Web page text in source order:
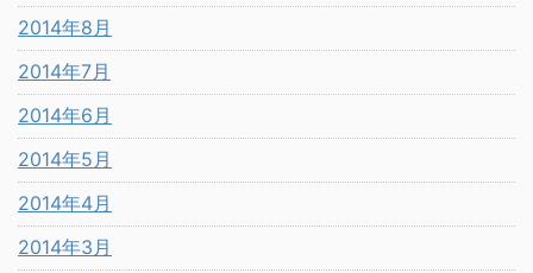
2014年8月
2014年7月
2014年6月
2014年5月
2014年4月
2014年3月